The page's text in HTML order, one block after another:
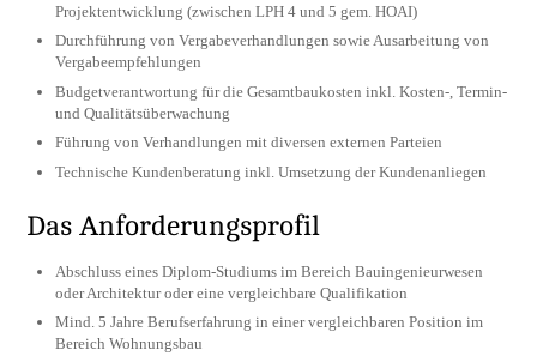
Projektentwicklung (zwischen LPH 4 und 5 gem. HOAI)
Durchführung von Vergabeverhandlungen sowie Ausarbeitung von
Vergabeempfehlungen
Budgetverantwortung für die Gesamtbaukosten inkl. Kosten-, Termin-
und Qualitätsüberwachung
Führung von Verhandlungen mit diversen externen Parteien
Technische Kundenberatung inkl. Umsetzung der Kundenanliegen
Das Anforderungsprofil
Abschluss eines Diplom-Studiums im Bereich Bauingenieurwesen
oder Architektur oder eine vergleichbare Qualifikation
Mind. 5 Jahre Berufserfahrung in einer vergleichbaren Position im
Bereich Wohnungsbau